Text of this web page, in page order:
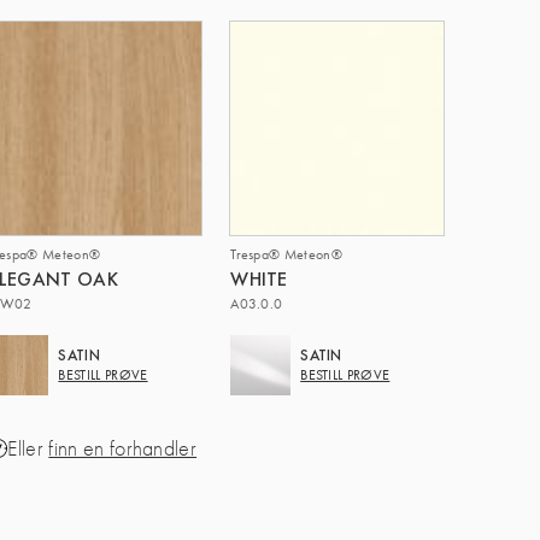
Meteon®
OAK
SATIN
BESTILL PRØVE
Trespa® Meteon®
WHITE
A03.0.0
SATIN
BESTILL PRØVE
Ellerfinn en forhandler